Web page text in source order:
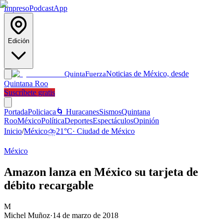
ImpresoPodcastApp
Edición
QuintaFuerzaNoticias de México, desde
Quintana Roo
Suscríbete gratis
PortadaPoliciaca 🌀 HuracanesSismosQuintana
RooMéxicoPolíticaDeportesEspectáculosOpinión
Inicio/México⛈️21°C· Ciudad de México
México
Amazon lanza en México su tarjeta de
débito recargable
M
Michel Muñoz·14 de marzo de 2018